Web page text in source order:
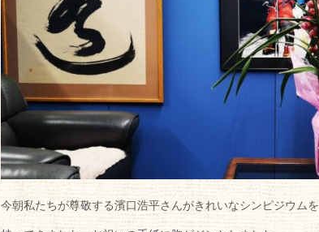
今朝私たちが尊敬する濱口浩平さんがきれいなシンピジウムを